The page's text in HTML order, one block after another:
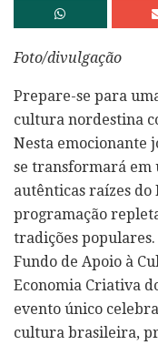
Foto/divulgação
Prepare-se para
cultura nordestina
Nesta emocionante
se transformará em
autênticas raízes
programação
tradições
Fundo de Apoio à
Economia Criativa
evento único
cultura brasileira,